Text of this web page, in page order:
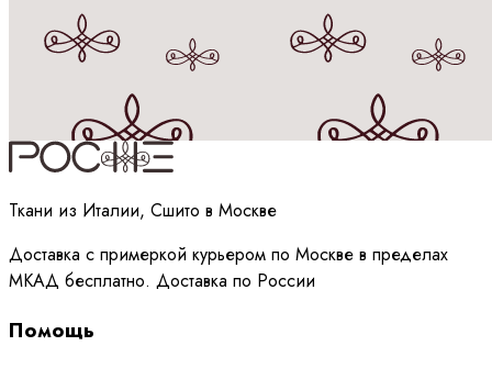
Принимаюполитикуобработки данных
Ткани из Италии, Сшито в Москве
Доставка с примеркой курьером по Москве в пределах
МКАД бесплатно. Доставка по России
Помощь